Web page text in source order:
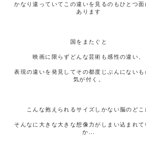
かなり違っていてこの違いを見るのもひとつ面
あります
国をまたぐと
映画に限らずどんな芸術も感性の違い、
表現の違いを発見してその都度じぶんにないも
気が付く。
こんな抱えられるサイズしかない脳のどこ
そんなに大きな大きな想像力がしまい込まれて
か...